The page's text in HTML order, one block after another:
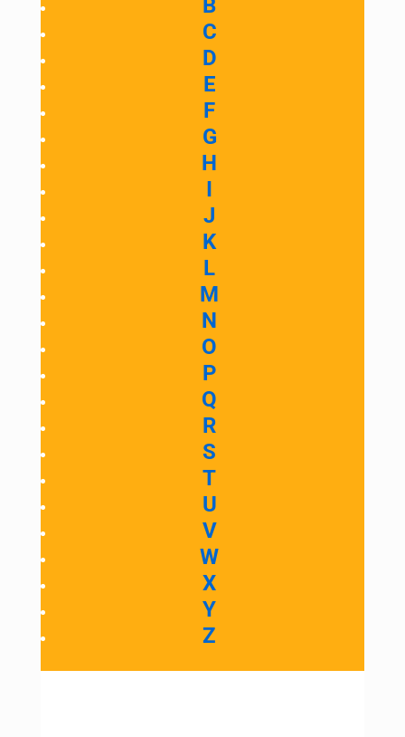
B
C
D
E
F
G
H
I
J
K
L
M
N
O
P
Q
R
S
T
U
V
W
X
Y
Z